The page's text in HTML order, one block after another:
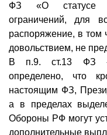
ФЗ «О статусе
ограничений, для
распоряжение, в том
довольствием, не
В п.9. ст.13 ФЗ
определено, что
настоящим ФЗ,
а в пределах
Обороны РФ могут
дополнительные